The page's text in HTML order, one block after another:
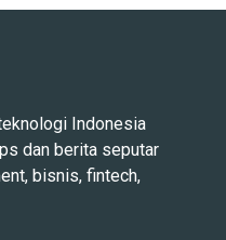
Indonesia
dan berita seputar
bisnis, fintech,